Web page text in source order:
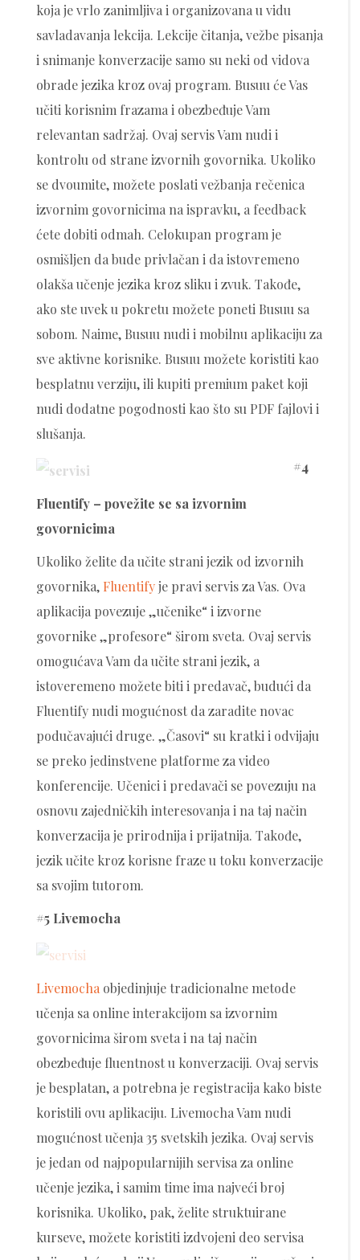
koja je vrlo zanimljiva i organizovana u vidu
savladavanja lekcija. Lekcije čitanja, vežbe pisanja
i snimanje konverzacije samo su neki od vidova
obrade jezika kroz ovaj program. Busuu će Vas
učiti korisnim frazama i obezbeđuje Vam
relevantan sadržaj. Ovaj servis Vam nudi i
kontrolu od strane izvornih govornika. Ukoliko
se dvoumite, možete poslati vežbanja rečenica
izvornim govornicima na ispravku, a feedback
ćete dobiti odmah. Celokupan program je
osmišljen da bude privlačan i da istovremeno
olakša učenje jezika kroz sliku i zvuk. Takođe,
ako ste uvek u pokretu možete poneti Busuu sa
sobom. Naime, Busuu nudi i mobilnu aplikaciju za
sve aktivne korisnike. Busuu možete koristiti kao
besplatnu verziju, ili kupiti premium paket koji
nudi dodatne pogodnosti kao što su PDF fajlovi i
slušanja.
#4
Fluentify – povežite se sa izvornim
govornicima
Ukoliko želite da učite strani jezik od izvornih
govornika, Fluentifyje pravi servis za Vas. Ova
aplikacija povezuje „učenike“ i izvorne
govornike „profesore“ širom sveta. Ovaj servis
omogućava Vam da učite strani jezik, a
istoveremeno možete biti i predavač, budući da
Fluentify nudi mogućnost da zaradite novac
podučavajući druge. „Časovi“ su kratki i odvijaju
se preko jedinstvene platforme za video
konferencije. Učenici i predavači se povezuju na
osnovu zajedničkih interesovanja i na taj način
konverzacija je prirodnija i prijatnija. Takođe,
jezik učite kroz korisne fraze u toku konverzacije
sa svojim tutorom.
#5 Livemocha
Livemocha objedinjuje tradicionalne metode
učenja sa online interakcijom sa izvornim
govornicima širom sveta i na taj način
obezbeđuje fluentnost u konverzaciji. Ovaj servis
je besplatan, a potrebna je registracija kako biste
koristili ovu aplikaciju. Livemocha Vam nudi
mogućnost učenja 35 svetskih jezika. Ovaj servis
je jedan od najpopularnijih servisa za online
učenje jezika, i samim time ima najveći broj
korisnika. Ukoliko, pak, želite struktuirane
kurseve, možete koristiti izdvojeni deo servisa